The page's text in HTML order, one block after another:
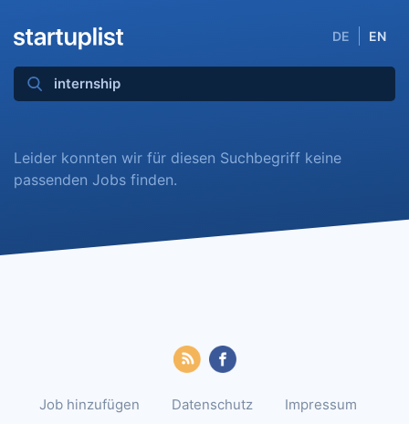
DE EN
Leider konnten wir für diesen Suchbegriff keine
passenden Jobs finden.
Job hinzufügen Datenschutz Impressum